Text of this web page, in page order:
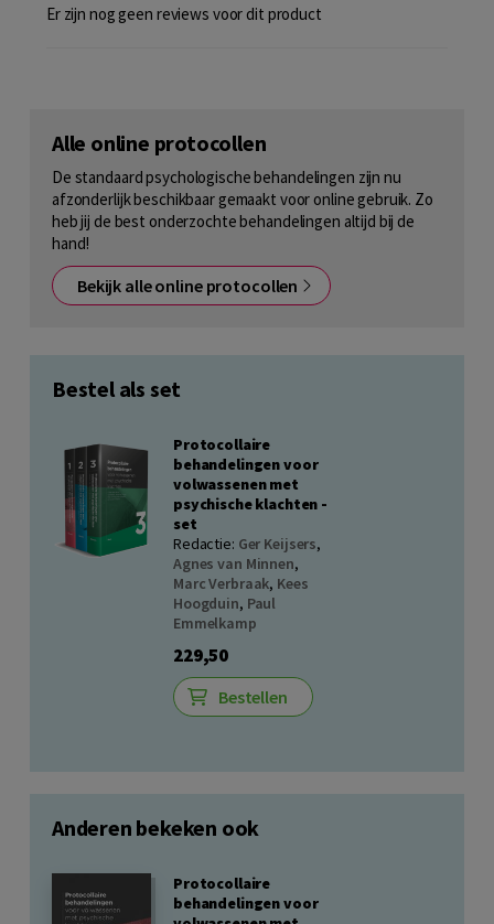
Er zijn nog geen reviews voor dit product
Alle online protocollen
De standaard psychologische behandelingen zijn nu
afzonderlijk beschikbaar gemaakt voor online gebruik. Zo
heb jij de best onderzochte behandelingen altijd bij de
hand!
Bekijk alle online protocollen
Bestel als set
Protocollaire
behandelingen voor
volwassenen met
psychische klachten -
set
Redactie: Ger Keijsers,
Agnes van Minnen,
Marc Verbraak, Kees
Hoogduin, Paul
Emmelkamp
229,50
Bestellen
Anderen bekeken ook
Protocollaire
behandelingen voor